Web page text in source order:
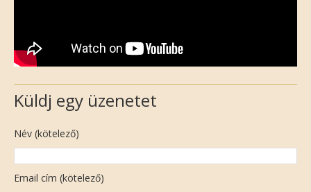
Küldj egy üzenetet
Név (kötelező)
Email cím (kötelező)